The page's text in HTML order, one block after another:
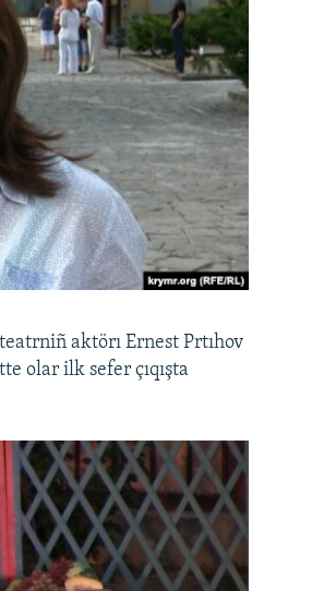
aktörı Ernest Prtıhov
olar ilk sefer çıqışta